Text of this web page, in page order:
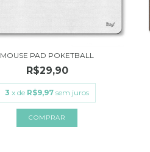
MOUSE PAD POKETBALL
R$29,90
3 x de R$9,97 sem juros